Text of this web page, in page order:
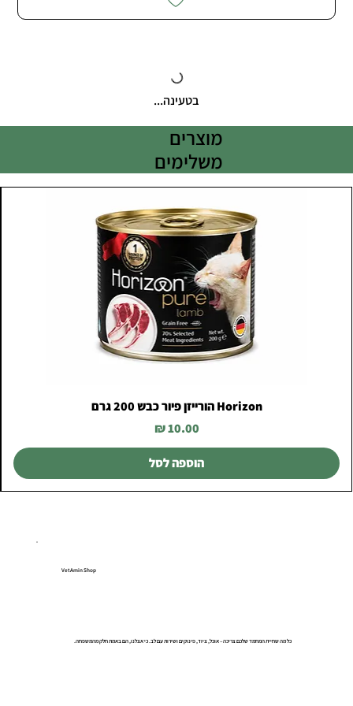
בטעינה...
מוצרים
משלימים
Horizon הורייזן פיור כבש 200 גרם
מחיר
הוספה לסל
VetAmin Shop
כל מה שחיית המחמד שלכם צריכה – אוכל, ציוד, פינוקים ושירות עם לב. כי אצלנו, הם באמת חלק מהמשפחה.